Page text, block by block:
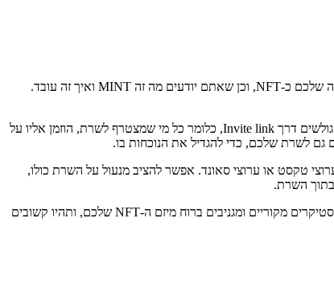
נצא מנקודת הנחה שאתם אנשים מוכשרים, שיודעים ליצור יצירות גרפיות יפות, מיוחדות ומעניינות; כמו כן, נצא מנקודת הנחה שאתם רוצים לשווק את היצירה שלכם כ-NFT, וכן שאתם יודעים מה זה MINT ואיך זה עובד.
ראשית, תפתחו למיזם שלכם שרת בדיסקורד. מהו שרת? בדיסקורד, קהילות מאורגנות בשרתים, בדומה לקהילות וקבוצות בפייסבוק. אל השרת הזה מגיעים הגולשים דרך Invite link, כלומר כל מי שמצטרף לשרת, הוזמן אליו על
טקסט או ערוצי סאונד. אפשר להציב מנעול על השרת כולו,
בסוף, חשוב שהקהילה שאתם מנסים לבנות תציע ערך אמיתי לגולשים: תעלו תוכן לקבוצה שלכם, תציעו הזדמנות ל-White Listing למשתמשים נאמנים, צרו סטיקרים מקוריים ומגניבים ברוח מיזם ה-NFT שלכם, ותהיו קשובים